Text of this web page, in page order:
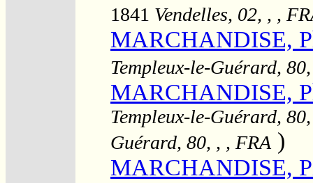
1841 Vendelles, 02, , ,
MARCHANDISE,
Templeux-le-Guérard,
MARCHANDISE,
Templeux-le-Guérard,
Guérard, 80, , , FRA )
MARCHANDISE,